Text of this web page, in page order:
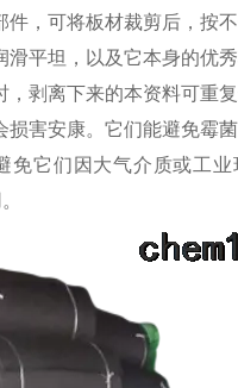
，可将板材裁剪后，按
平坦，以及它本身的优
剥离下来的本资料可重复
害安康。它们能避免霉
免它们因大气介质或工